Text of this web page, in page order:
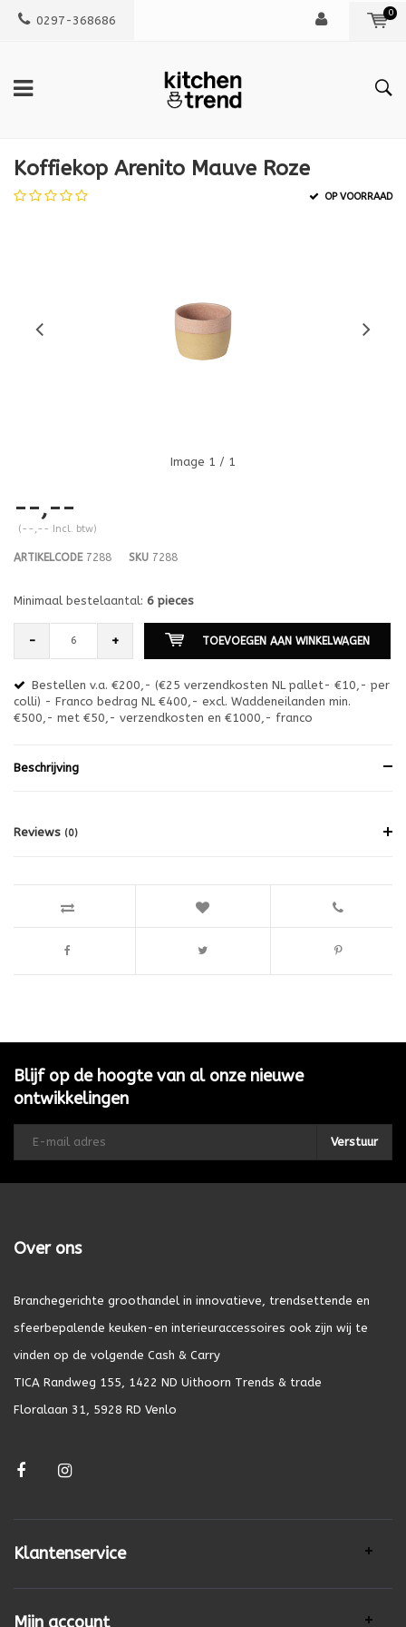
0297-368686
0
Koffiekop Arenito Mauve Roze
OP VOORRAAD
Image 1 / 1
--,--
(--,-- Incl. btw)
ARTIKELCODE7288 SKU 7288
Minimaal bestelaantal: 6 pieces
- + TOEVOEGEN AAN WINKELWAGEN
Bestellen v.a. €200,- (€25 verzendkosten NL pallet- €10,- per
colli) - Franco bedrag NL €400,- excl. Waddeneilanden min.
€500,- met €50,- verzendkosten en €1000,- franco
Beschrijving
Reviews (0)
Blijf op de hoogte van al onze nieuwe
ontwikkelingen
Verstuur
Over ons
Branchegerichte groothandel in innovatieve, trendsettende en
sfeerbepalende keuken-en interieuraccessoires ook zijn wij te
vinden op de volgende Cash & Carry
TICA Randweg 155, 1422 ND Uithoorn Trends & trade
Floralaan 31, 5928 RD Venlo
Klantenservice
Mijn account